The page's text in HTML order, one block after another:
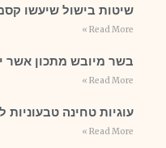
שיטות בישול שיעשו
Read More »
בשר מיובש מתכון אשר
Read More »
עוגיות טחינה
Read More »